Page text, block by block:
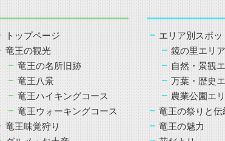
トップページ
竜王の観光
竜王の名所旧跡
竜王八景
竜王ハイキングコース
竜王ウォーキングコース
竜王味覚狩り
エリア別スポ
鏡の里エリア
自然・景観
万葉・歴史
農業公園エ
竜王の祭りと伝
竜王の魅力